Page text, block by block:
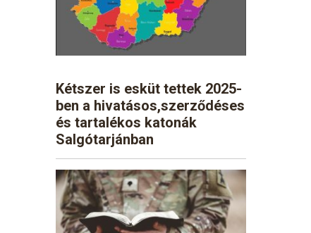
Kétszer is esküt tettek 2025-
ben a hivatásos,szerződéses
és tartalékos katonák
Salgótarjánban